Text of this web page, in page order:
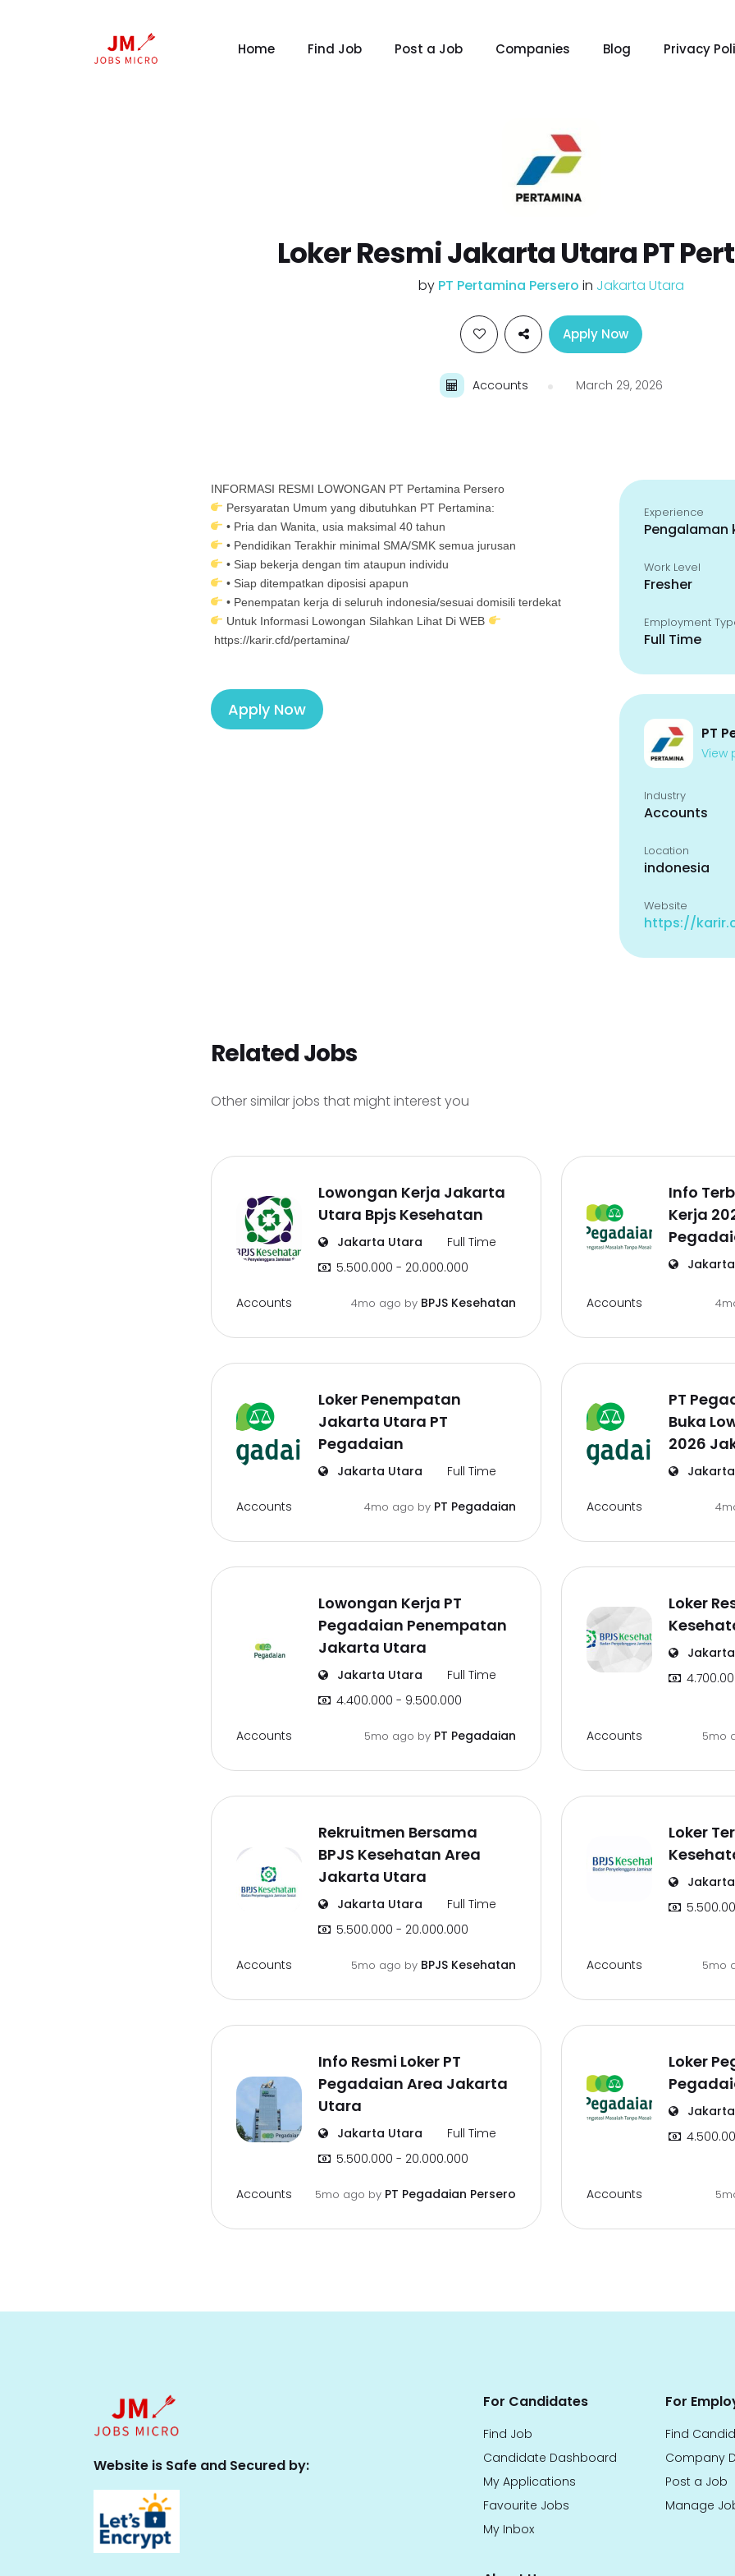
Home Find Job Post a Job Companies Blog Privacy
Loker Resmi Jakarta Utara PT
by PT Pertamina Persero in Jakarta Utara
Apply Now
Accounts March 29, 2026
INFORMASI RESMI LOWONGAN PT Pertamina Persero
Persyaratan Umum yang dibutuhkan PT Pertamina:
• Pria dan Wanita, usia maksimal 40 tahun
• Pendidikan Terakhir minimal SMA/SMK semua jurusan
• Siap bekerja dengan tim ataupun individu
• Siap ditempatkan diposisi apapun
• Penempatan kerja di seluruh indonesia/sesuai domisili terdekat
Untuk Informasi Lowongan Silahkan Lihat Di WEB
https://karir.cfd/pertamina/
Apply Now
Experience
Pengalaman
Work Level
Fresher
Employment
Full Time
PT
View
Industry
Accounts
Location
indonesia
Website
https://
Related Jobs
Other similar jobs that might interest you
Lowongan Kerja Jakarta
Utara Bpjs Kesehatan
Jakarta Utara
Full Time
5.500.000 - 20.000.000
Accounts 4mo ago by BPJS Kesehatan
Info
Kerja
Accounts
Loker Penempatan
Jakarta Utara PT
Pegadaian
Jakarta Utara Full Time
Accounts 4mo ago by PT Pegadaian
PT
Buka
2026
Accounts
Lowongan Kerja PT
Pegadaian Penempatan
Jakarta Utara
Jakarta Utara
Full Time
4.400.000 - 9.500.000
Accounts 5mo ago by PT Pegadaian
Loker
Accounts 5mo
Rekruitmen Bersama
BPJS Kesehatan Area
Jakarta Utara
Jakarta Utara
Full Time
5.500.000 - 20.000.000
Accounts 5mo ago by BPJS Kesehatan
Loker
Accounts 5mo
Info Resmi Loker PT
Pegadaian Area Jakarta
Utara
Jakarta Utara
Full Time
5.500.000 - 20.000.000
Accounts 5mo ago by PT Pegadaian Persero
Loker
Accounts
Website is Safe and Secured by:
For Candidates
Find Job
Candidate Dashboard
My Applications
Favourite Jobs
My Inbox
For
Find
Company
Post a Job
Manage